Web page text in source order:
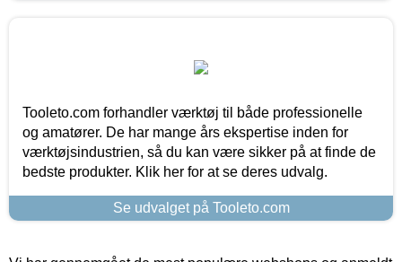
Tooleto.com forhandler værktøj til både professionelle
og amatører. De har mange års ekspertise inden for
værktøjsindustrien, så du kan være sikker på at finde de
bedste produkter. Klik her for at se deres udvalg.
Se udvalget på Tooleto.com